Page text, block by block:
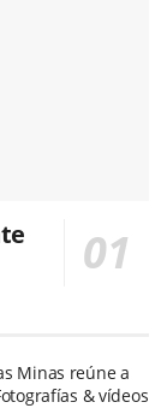
Minas reúne a
& vídeos